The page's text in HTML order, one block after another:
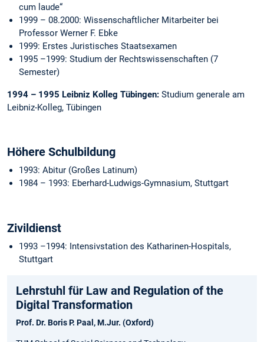
cum laude“
1999 – 08.2000: Wissenschaftlicher Mitarbeiter bei
Professor Werner F. Ebke
1999: Erstes Juristisches Staatsexamen
1995 –1999: Studium der Rechtswissenschaften (7
Semester)
1994 – 1995 Leibniz Kolleg Tübingen: Studium generale am
Leibniz-Kolleg, Tübingen
Höhere Schulbildung
1993: Abitur (Großes Latinum)
1984 – 1993: Eberhard-Ludwigs-Gymnasium, Stuttgart
Zivildienst
1993 –1994: Intensivstation des Katharinen-Hospitals,
Stuttgart
Lehrstuhl für Law and Regulation of the
Digital Transformation
Prof. Dr. Boris P. Paal, M.Jur. (Oxford)